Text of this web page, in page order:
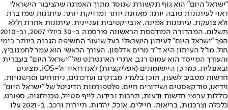
"ישראל היום" הוא גוף תקשורת שנוסד מתוך האמונה שהציבור הישראלי
ראוי לעיתונות טובה יותר, מאוזנת יותר ומדויקת יותר. עיתונות שמדברת
ולא צועקת. עיתונות אמינה, אובייקטיבית ועניינית. עיתונות אחרת וללא
תשלום. המהדורה המודפסת הראשונה פורסמה ב-30 ביולי 2007, וב-2010
הפך "ישראל היום" לעיתון הישראלי בעל שיעור החשיפה הגבוה ביותר בימי
חול. מו"ל העיתון היא ד"ר מרים אדלסון. העורך הראשי הוא עמר לחמנוביץ,
והעורך המייסד הוא עמוס רגב. אתרי האינטרנט של "ישראל היום" בעברית
ובאנגלית, כמו כן היישומונים (אפליקציות) לאנדרואיד ול-iOS, מציגים
חדשות מסביב לשעון, תוכן בלעדי, מבזקים ועדכונים, ניתוחים ופרשנויות,
וידיאו, פודקאסטים ושידורים חיים. פלטפורמות הדיגיטל של "ישראל היום"
כוללות ערוצי חדשות ודעות, תרבות ובידור, לייף סטייל, טכנולוגיה, ספורט,
כלכלה וצרכנות, בריאות, חיילים, אוכל, יהדות, תיירות ורכב. ב-2021 עלו